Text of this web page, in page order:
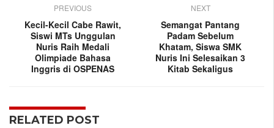
PREVIOUS
Kecil-Kecil Cabe Rawit,
Siswi MTs Unggulan
Nuris Raih Medali
Olimpiade Bahasa
Inggris di OSPENAS
NEXT
Semangat Pantang
Padam Sebelum
Khatam, Siswa SMK
Nuris Ini Selesaikan 3
Kitab Sekaligus
RELATED POST